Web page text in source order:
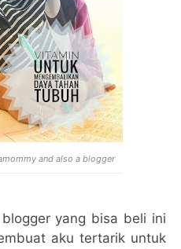
and also a blogger
yang bisa beli ini
aku tertarik untuk